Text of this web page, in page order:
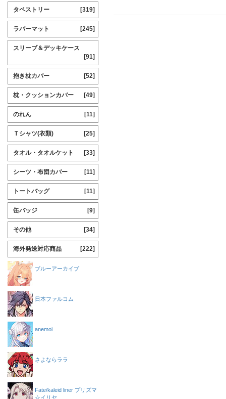
タペストリー [319]
ラバーマット [245]
スリーブ＆デッキケース
[91]
抱き枕カバー [52]
枕・クッションカバー [49]
のれん [11]
Ｔシャツ(衣類) [25]
タオル・タオルケット [33]
シーツ・布団カバー [11]
トートバッグ [11]
缶バッジ [9]
その他 [34]
海外発送対応商品 [222]
ブルーアーカイブ
日本ファルコム
anemoi
さよならララ
Fate/kaleid liner プリズマ
☆イリヤ